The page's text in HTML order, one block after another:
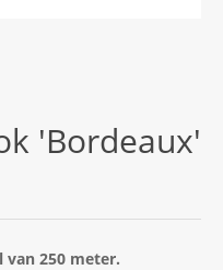
'Bordeaux'
250 meter.